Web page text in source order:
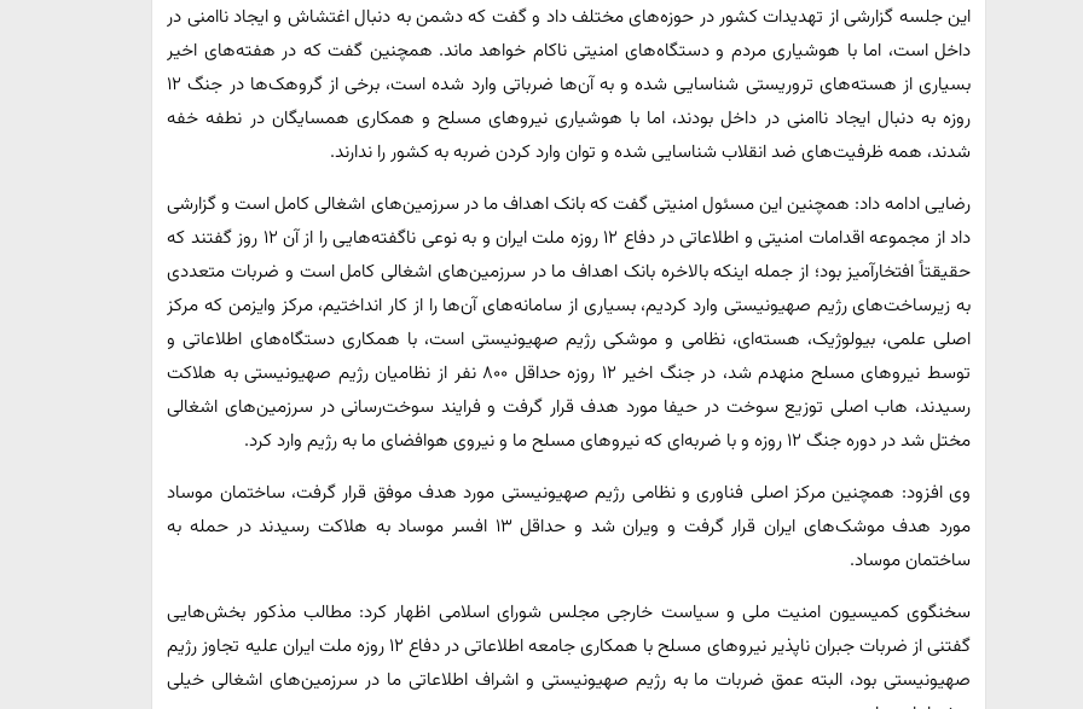
این جلسه گزارشی از تهدیدات کشور در حوزه‌های مختلف داد و گفت که دشمن به دنبال اغتشاش و ایجاد ناامنی در
داخل است، اما با هوشیاری مردم و دستگاه‌های امنیتی ناکام خواهد ماند. همچنین گفت که در هفته‌های اخیر
بسیاری از هسته‌های تروریستی شناسایی شده و به آن‌ها ضرباتی وارد شده است، برخی از گروهک‌ها در جنگ ۱۲
روزه به دنبال ایجاد ناامنی در داخل بودند، اما با هوشیاری نیروهای مسلح و همکاری همسایگان در نطفه خفه
شدند، همه ظرفیت‌های ضد انقلاب شناسایی شده و توان وارد کردن ضربه به کشور را ندارند.
رضایی ادامه داد: همچنین این مسئول امنیتی گفت که بانک اهداف ما در سرزمین‌های اشغالی کامل است و گزارشی
داد از مجموعه اقدامات امنیتی و اطلاعاتی در دفاع ۱۲ روزه ملت ایران و به نوعی ناگفته‌هایی را از آن ۱۲ روز گفتند که
حقیقتاً افتخارآمیز بود؛ از جمله اینکه بالاخره بانک اهداف ما در سرزمین‌های اشغالی کامل است و ضربات متعددی
به زیرساخت‌های رژیم صهیونیستی وارد کردیم، بسیاری از سامانه‌های آن‌ها را از کار انداختیم، مرکز وایزمن که مرکز
اصلی علمی، بیولوژیک، هسته‌ای، نظامی و موشکی رژیم صهیونیستی است، با همکاری دستگاه‌های اطلاعاتی و
توسط نیروهای مسلح منهدم شد، در جنگ اخیر ۱۲ روزه حداقل ۸۰۰ نفر از نظامیان رژیم صهیونیستی به هلاکت
رسیدند، هاب اصلی توزیع سوخت در حیفا مورد هدف قرار گرفت و فرایند سوخت‌رسانی در سرزمین‌های اشغالی
مختل شد در دوره جنگ ۱۲ روزه و با ضربه‌ای که نیروهای مسلح ما و نیروی هوافضای ما به رژیم وارد کرد.
وی افزود: همچنین مرکز اصلی فناوری و نظامی رژیم صهیونیستی مورد هدف موفق قرار گرفت، ساختمان موساد
مورد هدف موشک‌های ایران قرار گرفت و ویران شد و حداقل ۱۳ افسر موساد به هلاکت رسیدند در حمله به
ساختمان موساد.
سخنگوی کمیسیون امنیت ملی و سیاست خارجی مجلس شورای اسلامی اظهار کرد: مطالب مذکور بخش‌هایی
گفتنی از ضربات جبران ناپذیر نیروهای مسلح با همکاری جامعه اطلاعاتی در دفاع ۱۲ روزه ملت ایران علیه تجاوز رژیم
صهیونیستی بود، البته عمق ضربات ما به رژیم صهیونیستی و اشراف اطلاعاتی ما در سرزمین‌های اشغالی خیلی